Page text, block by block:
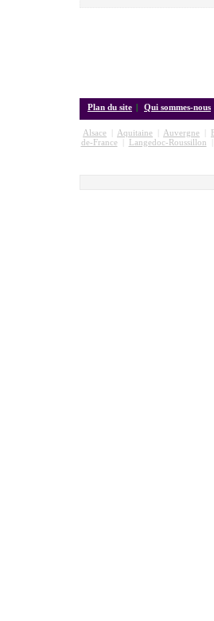
Plan du site | Qui sommes-nous
Alsace Aquitaine Auvergne
de-France| Langedoc-Roussillon